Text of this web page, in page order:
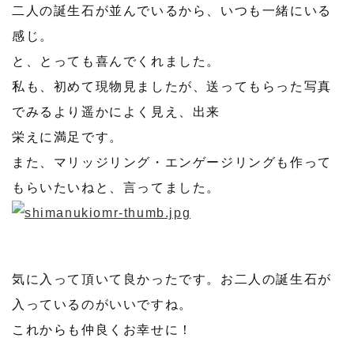
二人の誕生石が並んでいるから、いつも一緒にいる
感じ。
と、とっても喜んでくれました。
私も、初めて現物見ましたが、送ってもらった写真
でみるより遥かによく見え、出来
栄えに満足です。
また、マリッジリング・エンゲージリングも作って
もらいたいねと、言ってました。
気に入って頂いて良かったです。お二人の誕生石が
入っているのがいいですね。
これからも仲良くお幸せに！